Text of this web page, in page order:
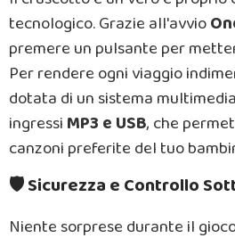
tecnologico. Grazie all'avvio
premere un pulsante per
Per rendere ogni viaggio
dotata di un sistema
ingressi MP3 e USB, che
canzoni preferite del tuo
🛡️ Sicurezza e Controllo
Niente sorprese durante il